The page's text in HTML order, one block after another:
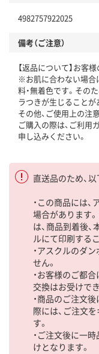
4982757922025
備考（ご注意）
【返品について】お客
※お肌に合わない場合
料・無着色です。その
ラつきが生じることが
その他、ご使用上の注
ご購入の際は、ご利用
申し込みください。
直送品のため、
・この商品には
場合があります
は、商品到着後
ルにて印刷する
・アスクルのダ
せん。
・お客様のご都
交換はお受けで
・商品のご注文
際には、ご注文
す。
・ご注文後に一
けとなります。